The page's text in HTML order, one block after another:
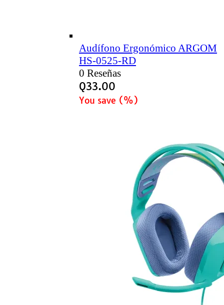
Audífono Ergonómico ARGOM
HS-0525-RD
0 Reseñas
Q33.00
You save (%)